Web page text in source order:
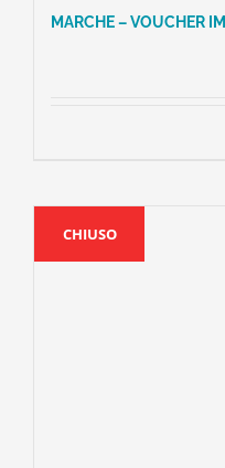
MARCHE – VOUCHER
CHIUSO